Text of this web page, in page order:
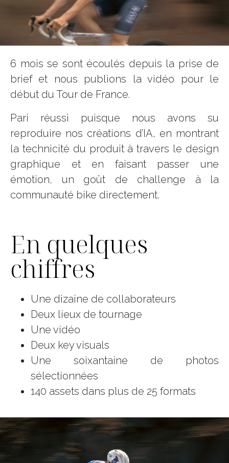
6 mois se sont écoulés depuis la prise de
brief et nous publions la vidéo pour le
début du Tour de France.
Pari réussi puisque nous avons su
reproduire nos créations d’IA, en montrant
la technicité du produit à travers le design
graphique et en faisant passer une
émotion, un goût de challenge à la
communauté bike directement.
En quelques
chiffres
Une dizaine de collaborateurs
Deux lieux de tournage
Une vidéo
Deux key visuals
Une soixantaine de photos
sélectionnées
140 assets dans plus de 25 formats